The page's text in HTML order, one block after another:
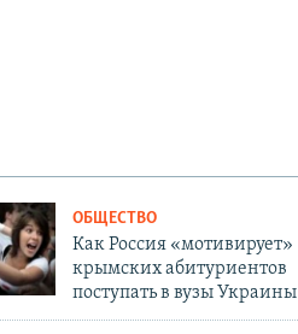
ОБЩЕСТВО
Как Россия «мотивирует»
крымских абитуриентов
поступать в вузы Украины